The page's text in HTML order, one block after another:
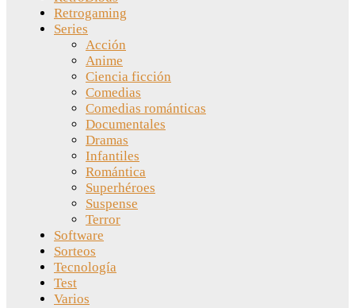
Retrogaming
Series
Acción
Anime
Ciencia ficción
Comedias
Comedias románticas
Documentales
Dramas
Infantiles
Romántica
Superhéroes
Suspense
Terror
Software
Sorteos
Tecnología
Test
Varios